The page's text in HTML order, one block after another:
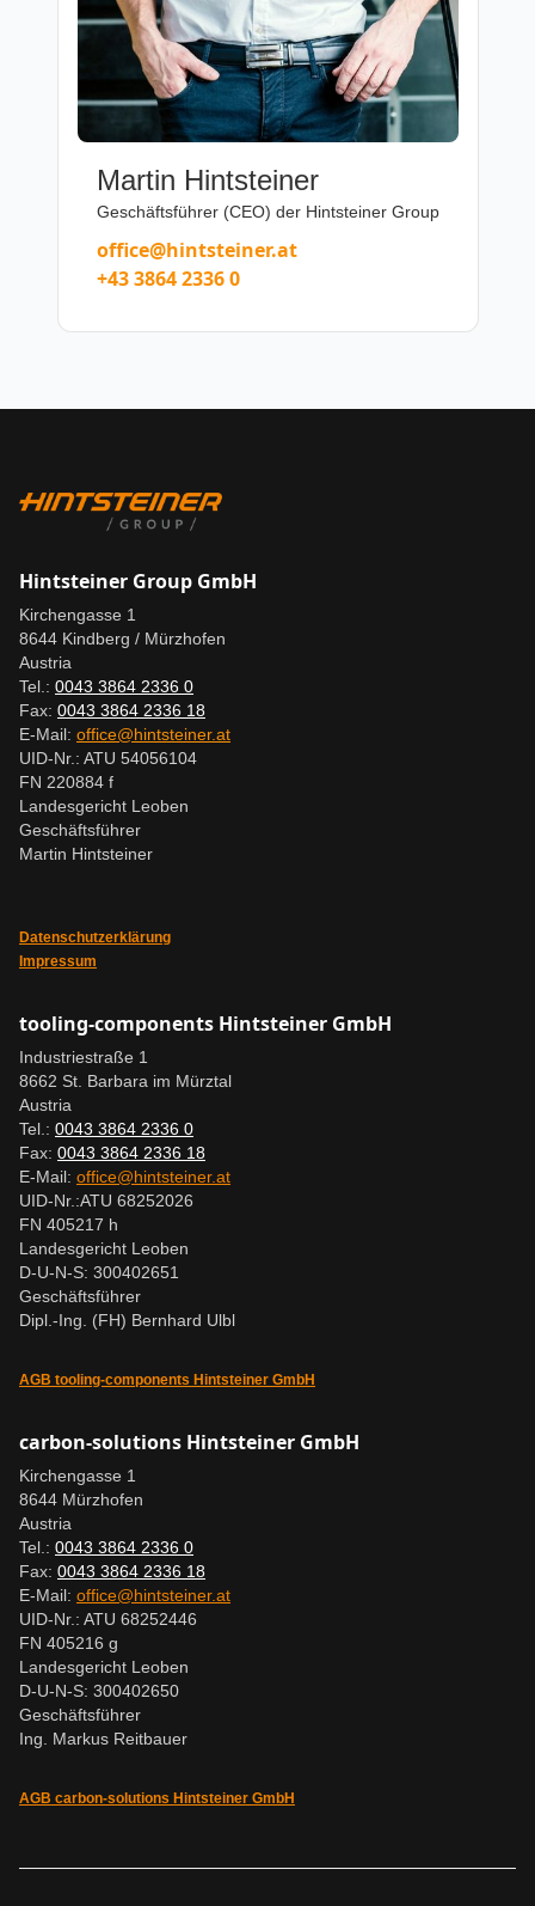
Martin Hintsteiner
Geschäftsführer (CEO) der Hintsteiner Group
office@hintsteiner.at
+43 3864 2336 0
Hintsteiner Group GmbH
Kirchengasse 1
8644 Kindberg / Mürzhofen
Austria
Tel.: 0043 3864 2336 0
Fax: 0043 3864 2336 18
E-Mail: office@hintsteiner.at
UID-Nr.: ATU 54056104
FN 220884 f
Landesgericht Leoben
Geschäftsführer
Martin Hintsteiner
Datenschutzerklärung
Impressum
tooling-components Hintsteiner GmbH
Industriestraße 1
8662 St. Barbara im Mürztal
Austria
Tel.: 0043 3864 2336 0
Fax: 0043 3864 2336 18
E-Mail: office@hintsteiner.at
UID-Nr.:ATU 68252026
FN 405217 h
Landesgericht Leoben
D-U-N-S: 300402651
Geschäftsführer
Dipl.-Ing. (FH) Bernhard Ulbl
AGB tooling-components Hintsteiner GmbH
carbon-solutions Hintsteiner GmbH
Kirchengasse 1
8644 Mürzhofen
Austria
Tel.: 0043 3864 2336 0
Fax: 0043 3864 2336 18
E-Mail: office@hintsteiner.at
UID-Nr.: ATU 68252446
FN 405216 g
Landesgericht Leoben
D-U-N-S: 300402650
Geschäftsführer
Ing. Markus Reitbauer
AGB carbon-solutions Hintsteiner GmbH